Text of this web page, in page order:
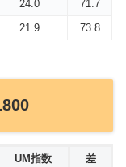
24.0
71.7
21.9 73.8
UM指数 差